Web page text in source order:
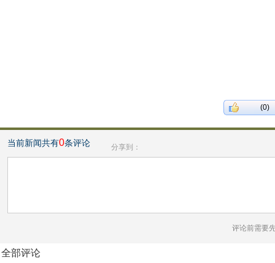
(0)
当前新闻共有0条评论 分享到：
评论前需要
全部评论